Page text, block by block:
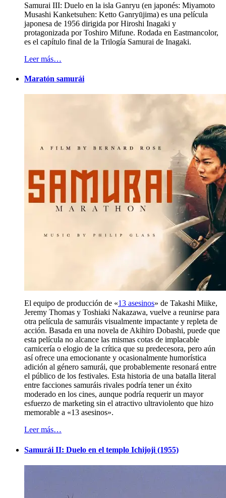
Samurai III: Duelo en la isla Ganryu (en japonés: Miyamoto
Musashi Kanketsuhen: Ketto Ganryūjima) es una película
japonesa de 1956 dirigida por Hiroshi Inagaki y
protagonizada por Toshiro Mifune. Rodada en Eastmancolor,
es el capítulo final de la Trilogía Samurai de Inagaki.
Leer más…
Maratón samurái
El equipo de producción de «13 asesinos» de Takashi Miike,
Jeremy Thomas y Toshiaki Nakazawa, vuelve a reunirse para
otra película de samuráis visualmente impactante y repleta de
acción. Basada en una novela de Akihiro Dobashi, puede que
esta película no alcance las mismas cotas de implacable
carnicería o elogio de la crítica que su predecesora, pero aún
así ofrece una emocionante y ocasionalmente humorística
adición al género samurái, que probablemente resonará entre
el público de los festivales. Esta historia de una batalla literal
entre facciones samuráis rivales podría tener un éxito
moderado en los cines, aunque podría requerir un mayor
esfuerzo de marketing sin el atractivo ultraviolento que hizo
memorable a «13 asesinos».
Leer más…
Samurái II: Duelo en el templo Ichijoji (1955)